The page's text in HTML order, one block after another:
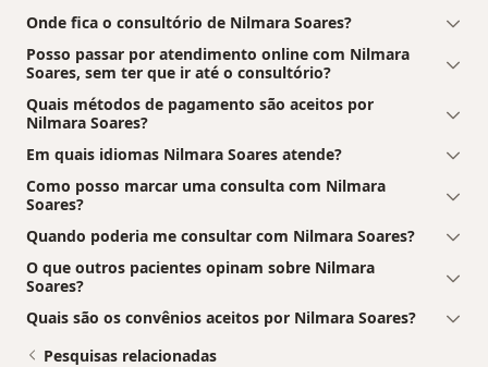
Onde fica o consultório de Nilmara Soares?
Posso passar por atendimento online com Nilmara
Soares, sem ter que ir até o consultório?
Quais métodos de pagamento são aceitos por
Nilmara Soares?
Em quais idiomas Nilmara Soares atende?
Como posso marcar uma consulta com Nilmara
Soares?
Quando poderia me consultar com Nilmara Soares?
O que outros pacientes opinam sobre Nilmara
Soares?
Quais são os convênios aceitos por Nilmara Soares?
Pesquisas relacionadas